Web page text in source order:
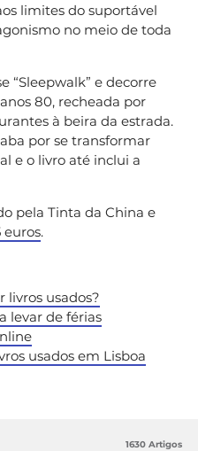
limites do suportável
no meio de toda
“Sleepwalk” e decorre
80, recheada por
à beira da estrada.
por se transformar
e o livro até inclui a
pela Tinta da China e
euros.
livros usados?
levar de férias
usados em Lisboa
1630 Artigos